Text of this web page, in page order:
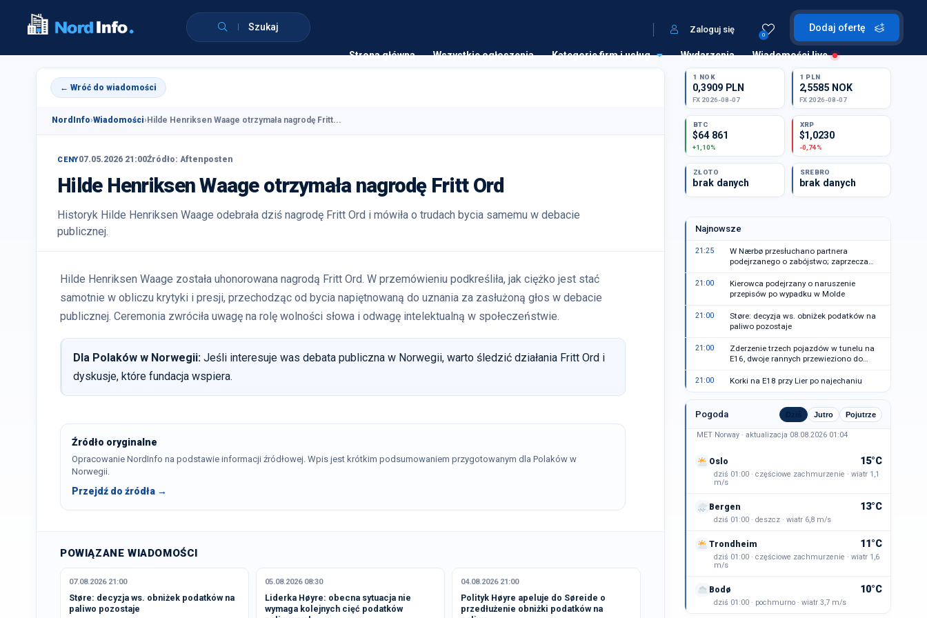
Szukaj Dodaj ofertę
0
Zaloguj się
Strona główna Wszystkie ogłoszenia Kategorie firm i usług Wydarzenia Wiadomości live
← Wróć do wiadomości
NordInfo›Wiadomości› Hilde Henriksen Waage otrzymała nagrodę Fritt...
CENY07.05.2026 21:00Źródło: Aftenposten
Hilde Henriksen Waage otrzymała nagrodę Fritt Ord
Historyk Hilde Henriksen Waage odebrała dziś nagrodę Fritt Ord i mówiła o trudach bycia samemu w debacie
publicznej.
Hilde Henriksen Waage została uhonorowana nagrodą Fritt Ord. W przemówieniu podkreśliła, jak ciężko jest stać
samotnie w obliczu krytyki i presji, przechodząc od bycia napiętnowaną do uznania za zasłużoną głos w debacie
publicznej. Ceremonia zwróciła uwagę na rolę wolności słowa i odwagę intelektualną w społeczeństwie.
Dla Polaków w Norwegii: Jeśli interesuje was debata publiczna w Norwegii, warto śledzić działania Fritt Ord i
dyskusje, które fundacja wspiera.
Źródło oryginalne
Opracowanie NordInfo na podstawie informacji źródłowej. Wpis jest krótkim podsumowaniem przygotowanym dla Polaków w
Norwegii.
Przejdź do źródła →
POWIĄZANE WIADOMOŚCI
07.08.2026 21:00
Støre: decyzja ws. obniżek podatków na
paliwo pozostaje
05.08.2026 08:30
Liderka Høyre: obecna sytuacja nie
wymaga kolejnych cięć podatków
04.08.2026 21:00
Polityk Høyre apeluje do Søreide o
przedłużenie obniżki podatków na
1 NOK
0,3909 PLN
FX 2026-08-07
1 PLN
2,5585 NOK
FX 2026-08-07
BTC
$64 861
+1,10%
XRP
$1,0230
-0,74%
ZŁOTO
brak danych
SREBRO
brak danych
Najnowsze
21:25
W Nærbø przesłuchano partnera
podejrzanego o zabójstwo; zaprzecza
21:00
Kierowca podejrzany o naruszenie
przepisów po wypadku w Molde
21:00
Støre: decyzja ws. obniżek podatków na
paliwo pozostaje
21:00
Zderzenie trzech pojazdów w tunelu na
E16, dwoje rannych przewieziono do
21:00 Korki na E18 przy Lier po najechaniu
Pogoda Dziś Jutro Pojutrze
MET Norway · aktualizacja 08.08.2026 01:04
Oslo 15°C
dziś 01:00 · częściowe zachmurzenie · wiatr 1,1
m/s
Bergen 13°C
dziś 01:00 · deszcz · wiatr 6,8 m/s
Trondheim 11°C
dziś 01:00 · częściowe zachmurzenie · wiatr 1,6
m/s
Bodø 10°C
dziś 01:00 · pochmurno · wiatr 3,7 m/s